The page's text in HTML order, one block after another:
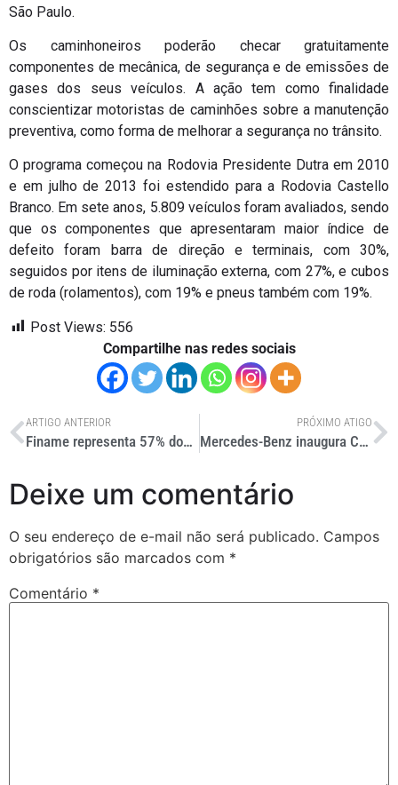
São Paulo.
Os caminhoneiros poderão checar gratuitamente
componentes de mecânica, de segurança e de emissões de
gases dos seus veículos. A ação tem como finalidade
conscientizar motoristas de caminhões sobre a manutenção
preventiva, como forma de melhorar a segurança no trânsito.
O programa começou na Rodovia Presidente Dutra em 2010
e em julho de 2013 foi estendido para a Rodovia Castello
Branco. Em sete anos, 5.809 veículos foram avaliados, sendo
que os componentes que apresentaram maior índice de
defeito foram barra de direção e terminais, com 30%,
seguidos por itens de iluminação externa, com 27%, e cubos
de roda (rolamentos), com 19% e pneus também com 19%.
Post Views: 556
Compartilhe nas redes sociais
ARTIGO ANTERIOR
Finame representa 57% dos financiamentos de comerciais
PRÓXIMO ATIGO
Mercedes-Benz inaugura Campo de Provas em Iracemápolis
Deixe um comentário
O seu endereço de e-mail não será publicado. Campos
obrigatórios são marcados com *
Comentário *